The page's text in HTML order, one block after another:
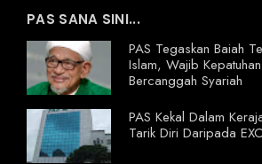
PAS SANA SINI...
PAS Tegaskan Baiah
Islam, Wajib
Bercanggah Syariah
PAS Kekal Dalam
Tarik Diri Daripada